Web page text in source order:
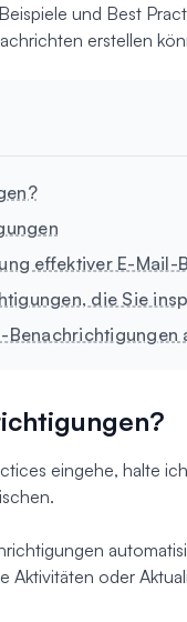
und Best
erstellen
effektiver E-Mail-
die Sie
Benachrichtigungen
eingehe, halte
Aktivitäten oder